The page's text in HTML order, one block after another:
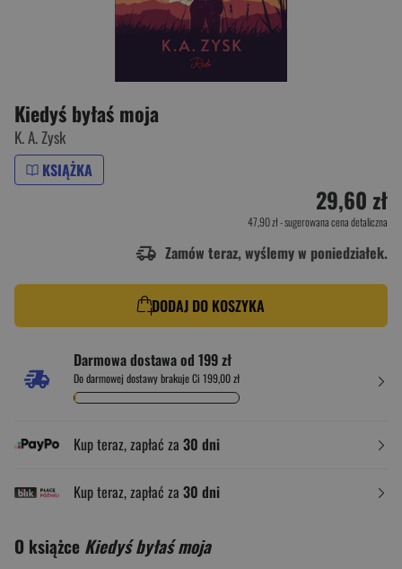
Kiedyś byłaś moja
K. A. Zysk
KSIĄŻKA
29,60 zł
47,90 zł- sugerowana cena detaliczna
Zamów teraz, wyślemy w poniedziałek.
DODAJ DO KOSZYKA
Darmowa dostawa od 199 zł
Do darmowej dostawy brakuje Ci 199,00 zł
Kup teraz, zapłać za 30 dni
Kup teraz, zapłać za 30 dni
O książce Kiedyś byłaś moja